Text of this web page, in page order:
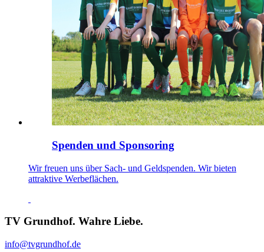
Spenden und Sponsoring
Wir freuen uns über Sach- und Geldspenden. Wir bieten
attraktive Werbeflächen.
TV Grundhof. Wahre Liebe.
info@tvgrundhof.de